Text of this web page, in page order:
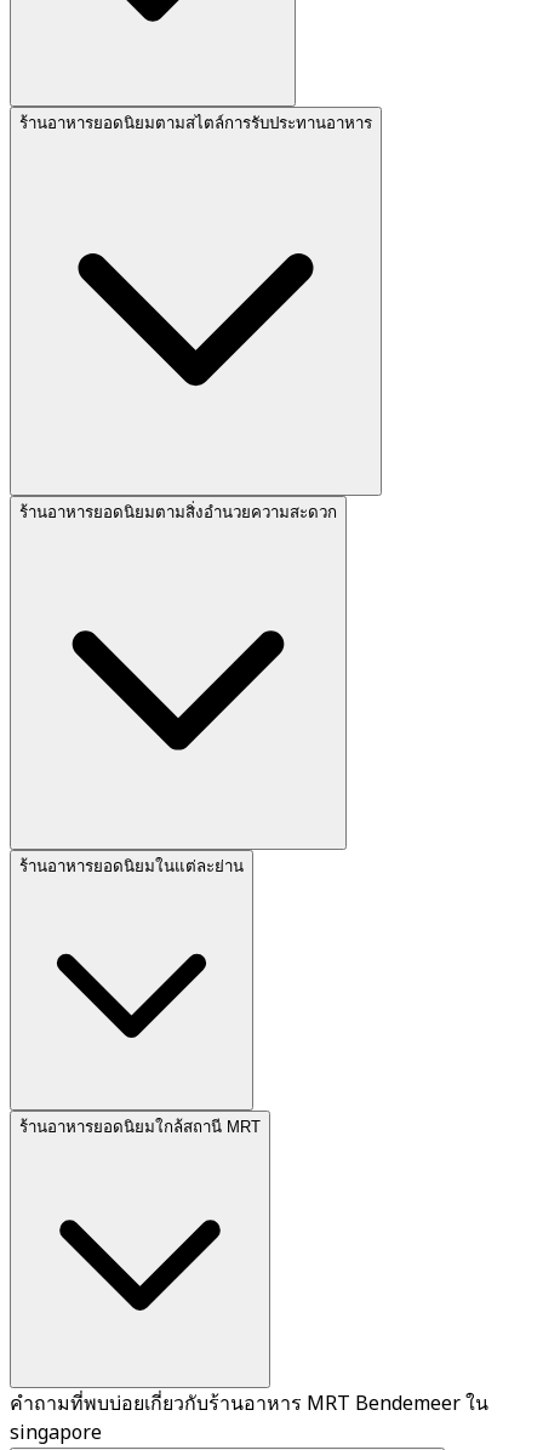
ร้านอาหารยอดนิยมตามสไตล์การรับประทานอาหาร
ร้านอาหารยอดนิยมตามสิ่งอำนวยความสะดวก
ร้านอาหารยอดนิยมในแต่ละย่าน
ร้านอาหารยอดนิยมใกล้สถานี MRT
คำถามที่พบบ่อยเกี่ยวกับร้านอาหาร MRT Bendemeer ใน
singapore